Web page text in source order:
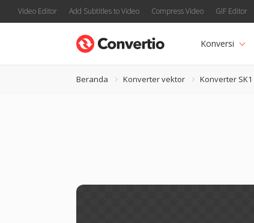
Video Editor Add Subtitles to Video Compress Video GIF Editor
Konversi
Beranda Konverter vektor Konverter SK1